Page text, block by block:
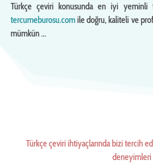
Türkçe çeviri konusunda en iyi yeminli
tercumeburosu.comile doğru, kaliteli ve
mümkün …
Türkçe çeviri ihtiyaçlarında bizi tercih
deneyimleri